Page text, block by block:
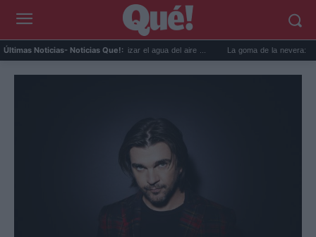
Últimas Noticias- Noticias Que!:
6 usos prácticos para reutilizar el agua del aire ... La goma de la nevera: el